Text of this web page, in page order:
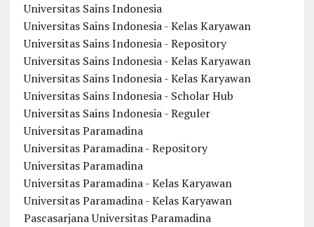
Universitas Sains Indonesia
Universitas Sains Indonesia - Kelas Karyawan
Universitas Sains Indonesia - Repository
Universitas Sains Indonesia - Kelas Karyawan
Universitas Sains Indonesia - Kelas Karyawan
Universitas Sains Indonesia - Scholar Hub
Universitas Sains Indonesia - Reguler
Universitas Paramadina
Universitas Paramadina - Repository
Universitas Paramadina
Universitas Paramadina - Kelas Karyawan
Universitas Paramadina - Kelas Karyawan
Pascasarjana Universitas Paramadina